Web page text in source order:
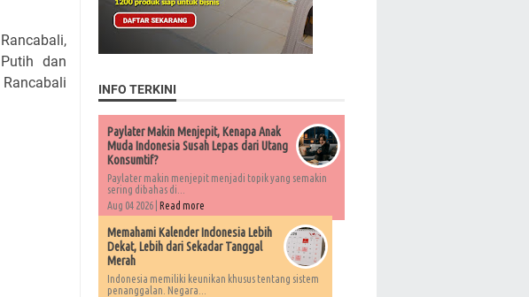
dan
INFO TERKINI
Paylater Makin Menjepit, Kenapa Anak
Muda Indonesia Susah Lepas dari Utang
Konsumtif?
Paylater makin menjepit menjadi topik yang semakin
sering dibahas di...
Aug 04 2026 | Read more
Memahami Kalender Indonesia Lebih
Dekat, Lebih dari Sekadar Tanggal
Merah
Indonesia memiliki keunikan khusus tentang sistem
penanggalan. Negara...